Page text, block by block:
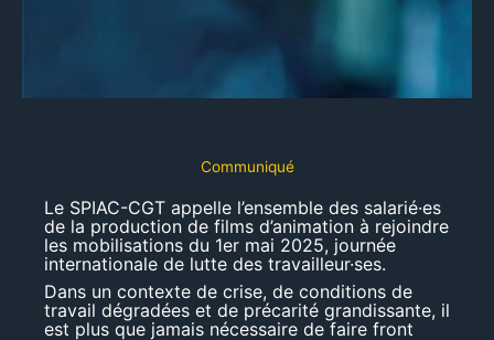
Communiqué
Le SPIAC-CGT appelle l’ensemble des salarié·es
de la production de films d’animation à rejoindre
les mobilisations du 1er mai 2025, journée
internationale de lutte des travailleur·ses.
Dans un contexte de crise, de conditions de
travail dégradées et de précarité grandissante, il
est plus que jamais nécessaire de faire front